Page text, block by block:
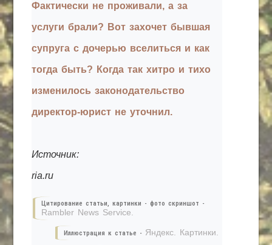
Фактически не проживали, а за
услуги брали? Вот захочет бывшая
супруга с дочерью вселиться и как
тогда быть? Когда так хитро и тихо
изменилось законодательство
директор-юрист не уточнил.
Источник:
ria.ru
Цитирование статьи, картинки - фото скриншот -
Rambler News Service.
Иллюстрация к статье - Яндекс. Картинки.